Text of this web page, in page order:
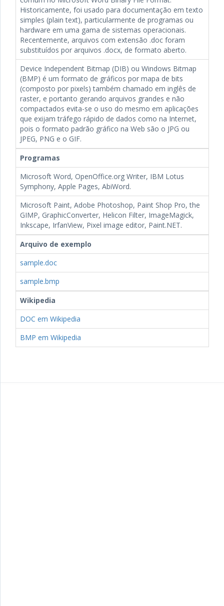
Historicamente, foi usado para documentação em texto
simples (plain text), particularmente de programas ou
hardware em uma gama de sistemas operacionais.
Recentemente, arquivos com extensão .doc foram
substituídos por arquivos .docx, de formato aberto.
Device Independent Bitmap (DIB) ou Windows Bitmap
(BMP) é um formato de gráficos por mapa de bits
(composto por pixels) também chamado em inglês de
raster, e portanto gerando arquivos grandes e não
compactados evita-se o uso do mesmo em aplicações
que exijam tráfego rápido de dados como na Internet,
pois o formato padrão gráfico na Web são o JPG ou
JPEG, PNG e o GIF.
Programas
Microsoft Word, OpenOffice.org Writer, IBM Lotus
Symphony, Apple Pages, AbiWord.
Microsoft Paint, Adobe Photoshop, Paint Shop Pro, the
GIMP, GraphicConverter, Helicon Filter, ImageMagick,
Inkscape, IrfanView, Pixel image editor, Paint.NET.
Arquivo de exemplo
sample.doc
sample.bmp
Wikipedia
DOC em Wikipedia
BMP em Wikipedia